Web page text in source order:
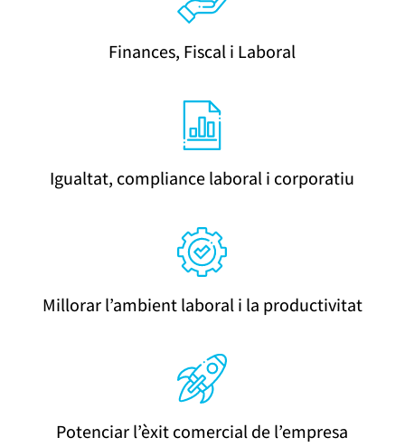
Finances, Fiscal i Laboral
Igualtat, compliance laboral i corporatiu
Millorar l’ambient laboral i la productivitat
Potenciar l’èxit comercial de l’empresa